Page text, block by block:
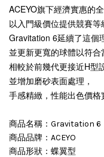
ACEYO旗下經濟實惠的
以入門級價位提供競賽等
Gravitation 6延續了這個
並更新更寬的球體以符合
相較於前幾代更接近H型
並增加磨砂表面處理，
手感精緻，性能出色價格
商品名稱：Gravitation 6
商品品牌：ACEYO
商品形狀：蝶翼型